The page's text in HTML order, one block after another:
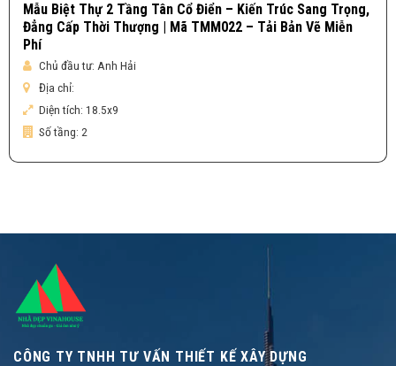
Mẫu Biệt Thự 2 Tầng Tân Cổ Điển – Kiến Trúc Sang Trọng,
Đẳng Cấp Thời Thượng | Mã TMM022 – Tải Bản Vẽ Miễn
Phí
Chủ đầu tư: Anh Hải
Địa chỉ:
Diện tích: 18.5x9
Số tầng: 2
CÔNG TY TNHH TƯ VẤN THIẾT KẾ XÂY DỰNG